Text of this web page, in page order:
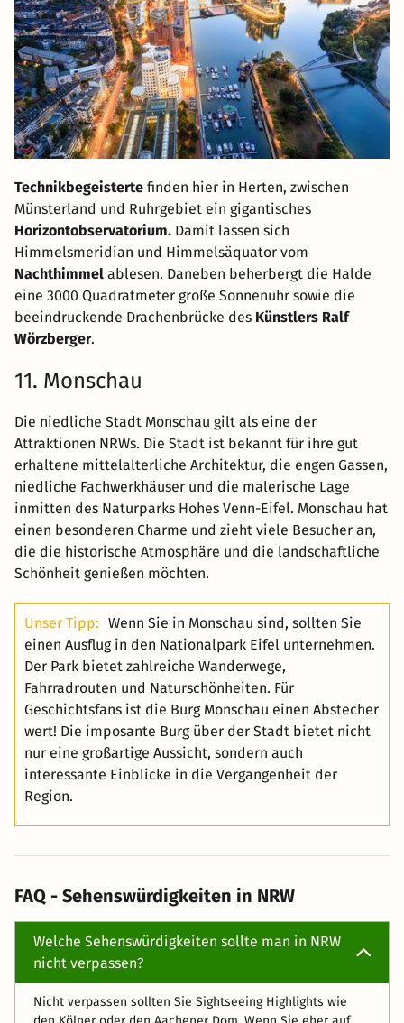
Technikbegeisterte finden hier in Herten, zwischen
Münsterland und Ruhrgebiet ein gigantisches
Horizontobservatorium. Damit lassen sich
Himmelsmeridian und Himmelsäquator vom
Nachthimmel ablesen. Daneben beherbergt die Halde
eine 3000 Quadratmeter große Sonnenuhr sowie die
beeindruckende Drachenbrücke des Künstlers Ralf
Wörzberger.
11. Monschau
Die niedliche Stadt Monschau gilt als eine der
Attraktionen NRWs. Die Stadt ist bekannt für ihre gut
erhaltene mittelalterliche Architektur, die engen Gassen,
niedliche Fachwerkhäuser und die malerische Lage
inmitten des Naturparks Hohes Venn-Eifel. Monschau hat
einen besonderen Charme und zieht viele Besucher an,
die die historische Atmosphäre und die landschaftliche
Schönheit genießen möchten.
Unser Tipp: Wenn Sie in Monschau sind, sollten Sie
einen Ausflug in den Nationalpark Eifel unternehmen.
Der Park bietet zahlreiche Wanderwege,
Fahrradrouten und Naturschönheiten. Für
Geschichtsfans ist die Burg Monschau einen Abstecher
wert! Die imposante Burg über der Stadt bietet nicht
nur eine großartige Aussicht, sondern auch
interessante Einblicke in die Vergangenheit der
Region.
FAQ - Sehenswürdigkeiten in NRW
Welche Sehenswürdigkeiten sollte man in NRW
nicht verpassen?
Nicht verpassen sollten Sie Sightseeing Highlights wie